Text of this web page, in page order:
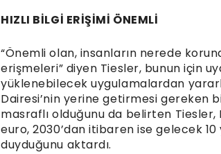
HIZLI BİLGİ ERİŞİMİ ÖNEMLİ
“Önemli olan, insanların nerede
erişmeleri” diyen Tiesler, bunun için
yüklenebilecek uygulamalardan
Dairesi’nin yerine getirmesi gereken
masraflı olduğunu da belirten Tiesler,
euro, 2030’dan itibaren ise gelecek
duyduğunu aktardı.